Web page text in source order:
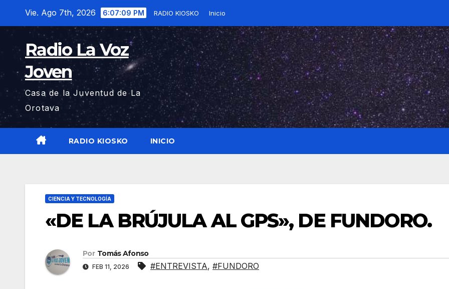
contenido
Vie. Ago 7th, 2026 6:07:10 PM RADIO KIOSKO Inicio
Radio La Voz
Joven
Casa de la Juventud de La
Orotava
RADIO KIOSKO INICIO
CIENCIA Y TECNOLOGÍA
«DE LA BRÚJULA AL GPS», DE FUNDORO.
Por Tomás Afonso
FEB 11, 2026 #ENTREVISTA, #FUNDORO